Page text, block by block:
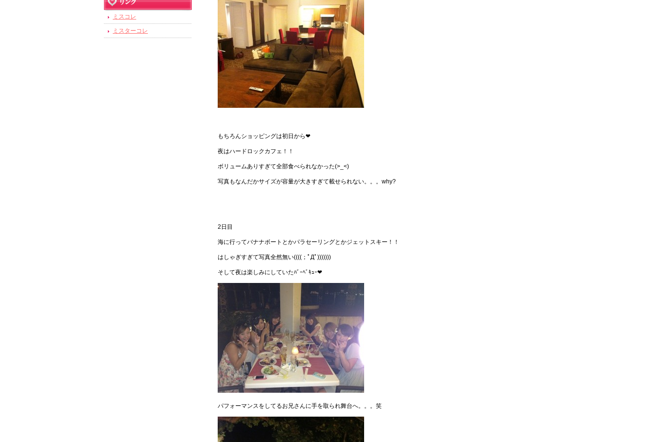
もちろんショッピングは初日から❤
夜はハードロックカフェ！！
ボリュームありすぎて全部食べられなかった(>_<)
写真もなんだかサイズが容量が大きすぎて載せられない。。。why?
2日目
海に行ってバナナボートとかパラセーリングとかジェットスキー！！
はしゃぎすぎて写真全然無い((((；ﾟДﾟ)))))))
そして夜は楽しみにしていたﾊﾞｰﾍﾞｷｭｰ❤
パフォーマンスをしてるお兄さんに手を取られ舞台へ。。。笑
ミスコレ
ミスターコレ